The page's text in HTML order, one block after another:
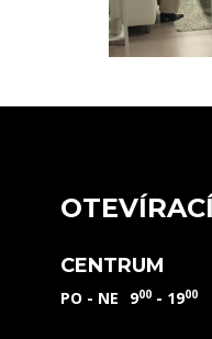
CENTRUM
PO - NE 900 - 1900